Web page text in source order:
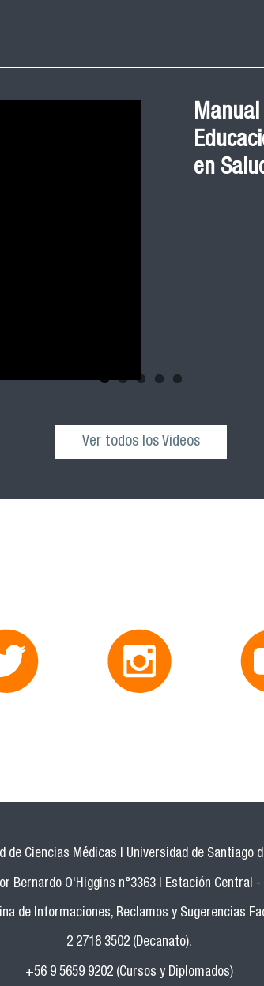
en
Ver todos los Videos
de Ciencias Médicas | Universidad de Santiago
Bernardo O'Higgins n°3363 | Estación Central
de Informaciones, Reclamos y Sugerencias
2 2718 3502 (Decanato).
+56 9 5659 9202 (Cursos y Diplomados)